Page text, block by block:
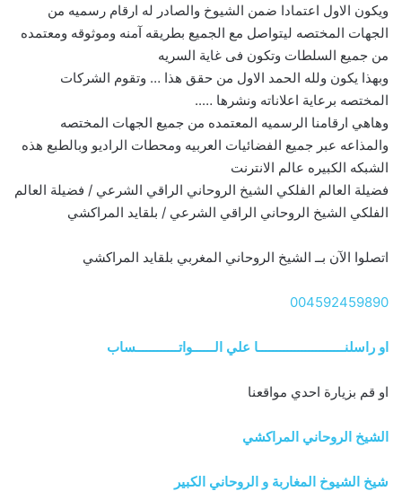
ويكون الاول اعتمادا ضمن الشيوخ والصادر له ارقام رسميه من
الجهات المختصه ليتواصل مع الجميع بطريقه آمنه وموثوقه ومعتمده
من جميع السلطات وتكون فى غاية السريه
وبهذا يكون ولله الحمد الاول من حقق هذا … وتقوم الشركات
المختصه برعاية اعلاناته ونشرها …..
وهاهي ارقامنا الرسميه المعتمده من جميع الجهات المختصه
والمذاعه عبر جميع الفضائيات العربيه ومحطات الراديو وبالطبع هذه
الشبكه الكبيره عالم الانترنت
فضيلة العالم الفلكي الشيخ الروحاني الراقي الشرعي / فضيلة العالم
الفلكي الشيخ الروحاني الراقي الشرعي / بلقايد المراكشي
اتصلوا الآن بــ الشيخ الروحاني المغربي بلقايد المراكشي
004592459890
او راسلنــــــــــــــــــــــــا علي الــــــواتــــــــــــساب
او قم بزيارة احدي مواقعنا
الشيخ الروحاني المراكشي
شيخ الشيوخ المغاربة و الروحاني الكبير